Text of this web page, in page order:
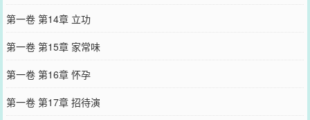
第一卷 第14章 立功
第一卷 第15章 家常味
第一卷 第16章 怀孕
第一卷 第17章 招待演